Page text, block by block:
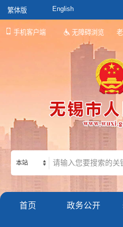
繁体版 English
手机客户端 无障碍浏览
本站
首页 政务公开